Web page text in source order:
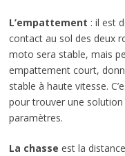
L’empattement : il est
contact au sol des deux
moto sera stable, mais
empattement court,
stable à haute vitesse.
pour trouver une
paramètres.
La chasse est la